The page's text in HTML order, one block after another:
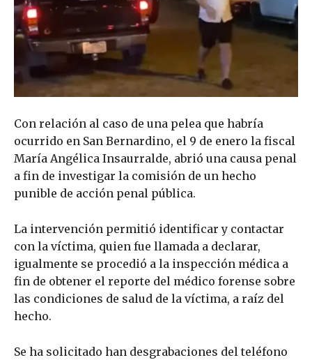
Con relación al caso de una pelea que habría
ocurrido en San Bernardino, el 9 de enero la fiscal
María Angélica Insaurralde, abrió una causa penal
a fin de investigar la comisión de un hecho
punible de acción penal pública.
La intervención permitió identificar y contactar
con la víctima, quien fue llamada a declarar,
igualmente se procedió a la inspección médica a
fin de obtener el reporte del médico forense sobre
las condiciones de salud de la víctima, a raíz del
hecho.
Se ha solicitado han desgrabaciones del teléfono